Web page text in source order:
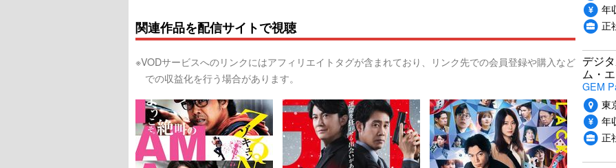
関連作品を配信サイトで視聴
※VODサービスへのリンクにはアフィリエイトタグが含まれており、リンク先での会員登録や購入など
での収益化を行う場合があります。
年
正
デジ
ム・
GEM
東
年
正